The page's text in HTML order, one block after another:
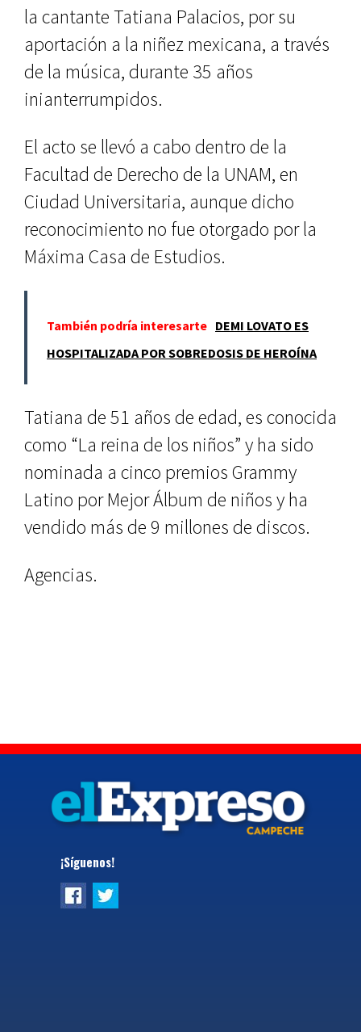
la cantante Tatiana Palacios, por su
aportación a la niñez mexicana, a través
de la música, durante 35 años
inianterrumpidos.
El acto se llevó a cabo dentro de la
Facultad de Derecho de la UNAM, en
Ciudad Universitaria, aunque dicho
reconocimiento no fue otorgado por la
Máxima Casa de Estudios.
También podría interesarte DEMI LOVATO ES
HOSPITALIZADA POR SOBREDOSIS DE HEROÍNA
Tatiana de 51 años de edad, es conocida
como “La reina de los niños” y ha sido
nominada a cinco premios Grammy
Latino por Mejor Álbum de niños y ha
vendido más de 9 millones de discos.
Agencias.
¡Síguenos!